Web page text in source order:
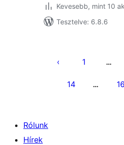
Kevesebb, mint 10
Tesztelve: 6.8.6
lapozása
1 …
14 … 16
Rólunk
Hírek